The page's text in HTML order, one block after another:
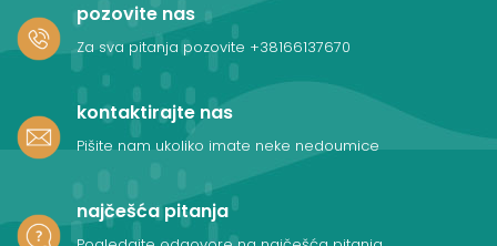
pozovite nas
Za sva pitanja pozovite +38166137670
kontaktirajte nas
Pišite nam ukoliko imate neke nedoumice
najčešća pitanja